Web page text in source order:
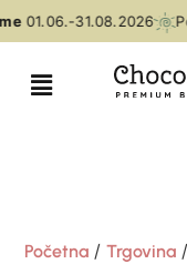
01.06.-31.08.2026
Početna /Trgovina /